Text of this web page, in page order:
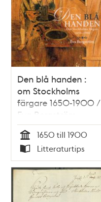
Den blå handen :
om Stockholms
färgare 1650-1900 /
Eva Bergström
Tid
1650 till 1900
Typ
Litteraturtips